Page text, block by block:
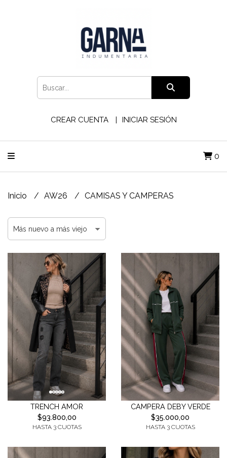
CREAR CUENTA INICIAR SESIÓN
0
Inicio AW26 CAMISAS Y CAMPERAS
TRENCH AMOR
$93.800,00
HASTA 3 CUOTAS
CAMPERA DEBY VERDE
$35.000,00
HASTA 3 CUOTAS